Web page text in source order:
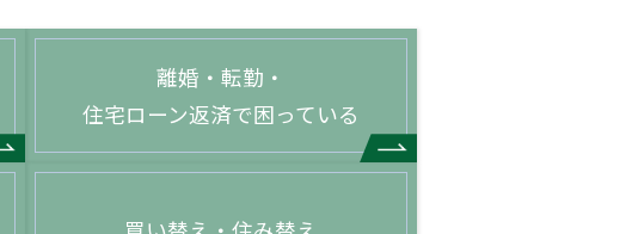
離婚・転勤・
住宅ローン返済で困っている